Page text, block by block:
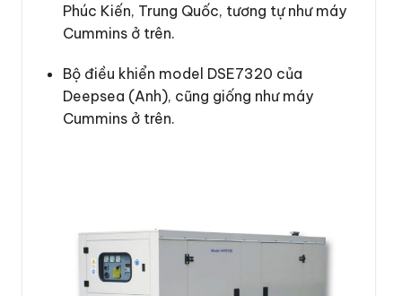
Phúc Kiến, Trung Quốc, tương tự như máy
Cummins ở trên.
Bộ điều khiển model DSE7320 của
Deepsea (Anh), cũng giống như máy
Cummins ở trên.